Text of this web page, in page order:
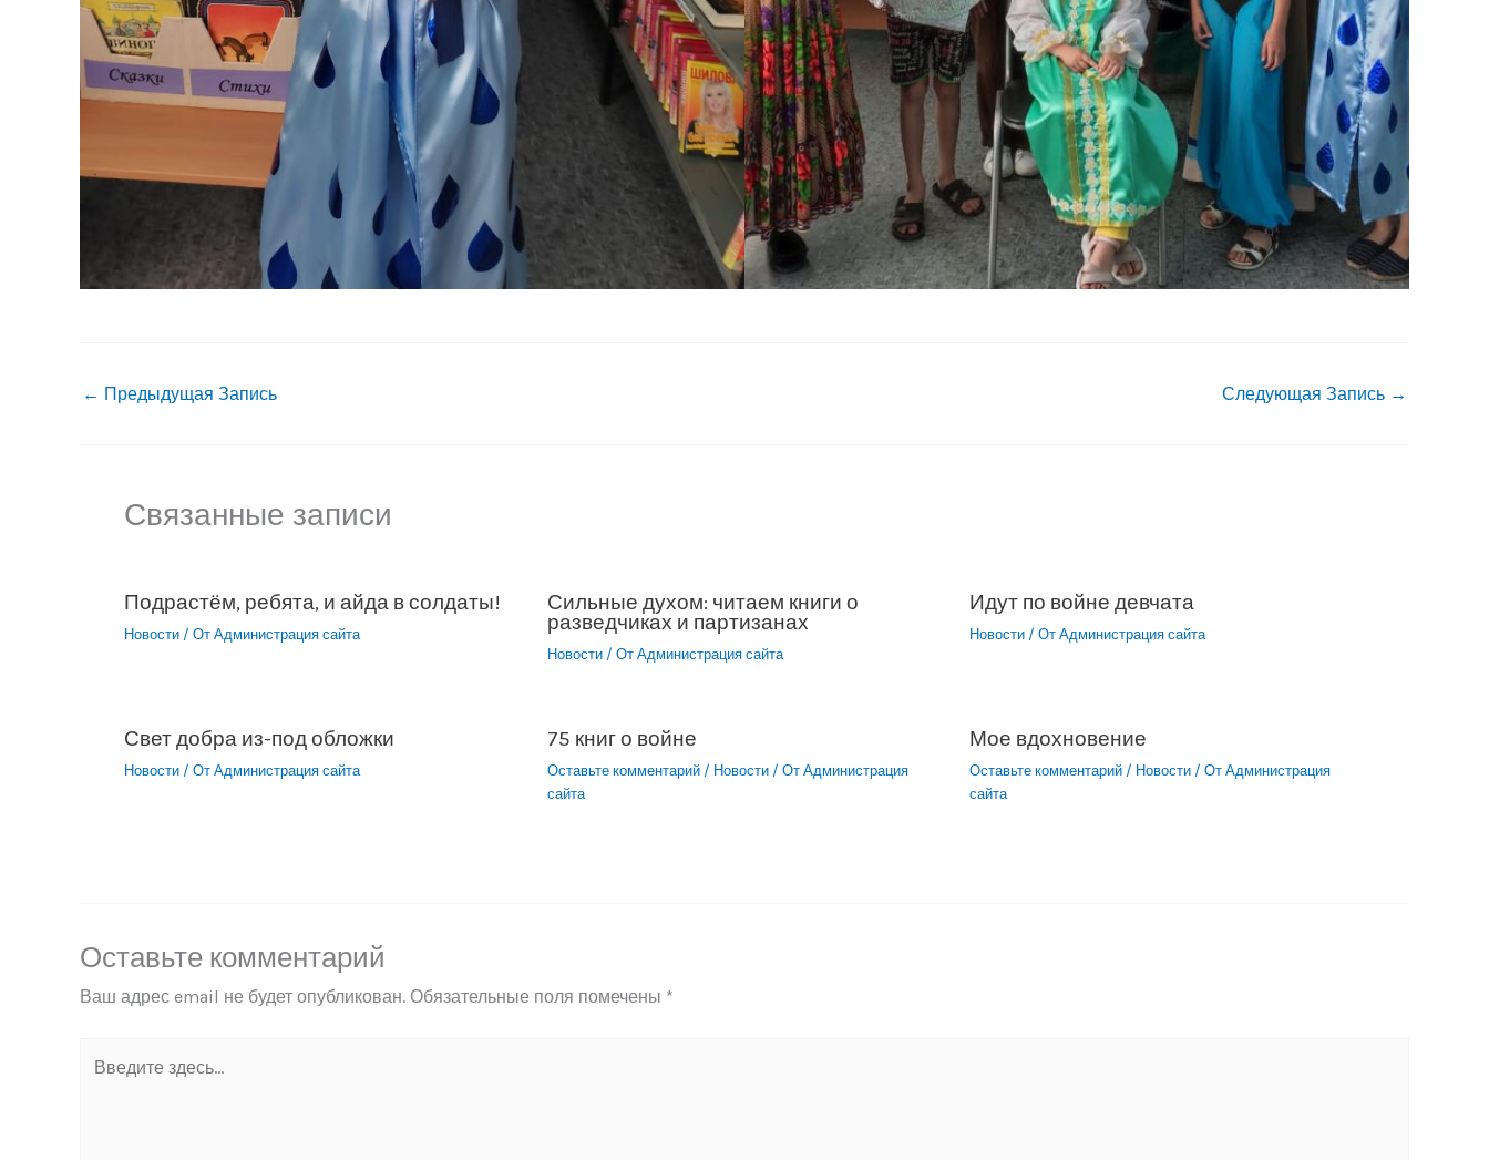
← Предыдущая Запись Следующая Запись →
Связанные записи
Подрастём, ребята, и айда в солдаты!
Новости / От Администрация сайта
Сильные духом: читаем книги о
разведчиках и партизанах
Новости/ От Администрация сайта
Идут по войне девчата
Новости / ОтАдминистрация сайта
Свет добра из-под обложки
Новости / От Администрация сайта
75 книг о войне
Оставьте комментарий / Новости/ От Администрация
сайта
Мое вдохновение
Оставьте комментарий / Новости / ОтАдминистрация
сайта
Оставьте комментарий
Ваш адрес email не будет опубликован. Обязательные поля помечены *
здесь...